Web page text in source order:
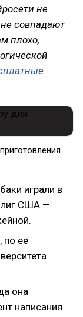
не
совпадают
плохо,
играли в
лиг США —
её
она
написания